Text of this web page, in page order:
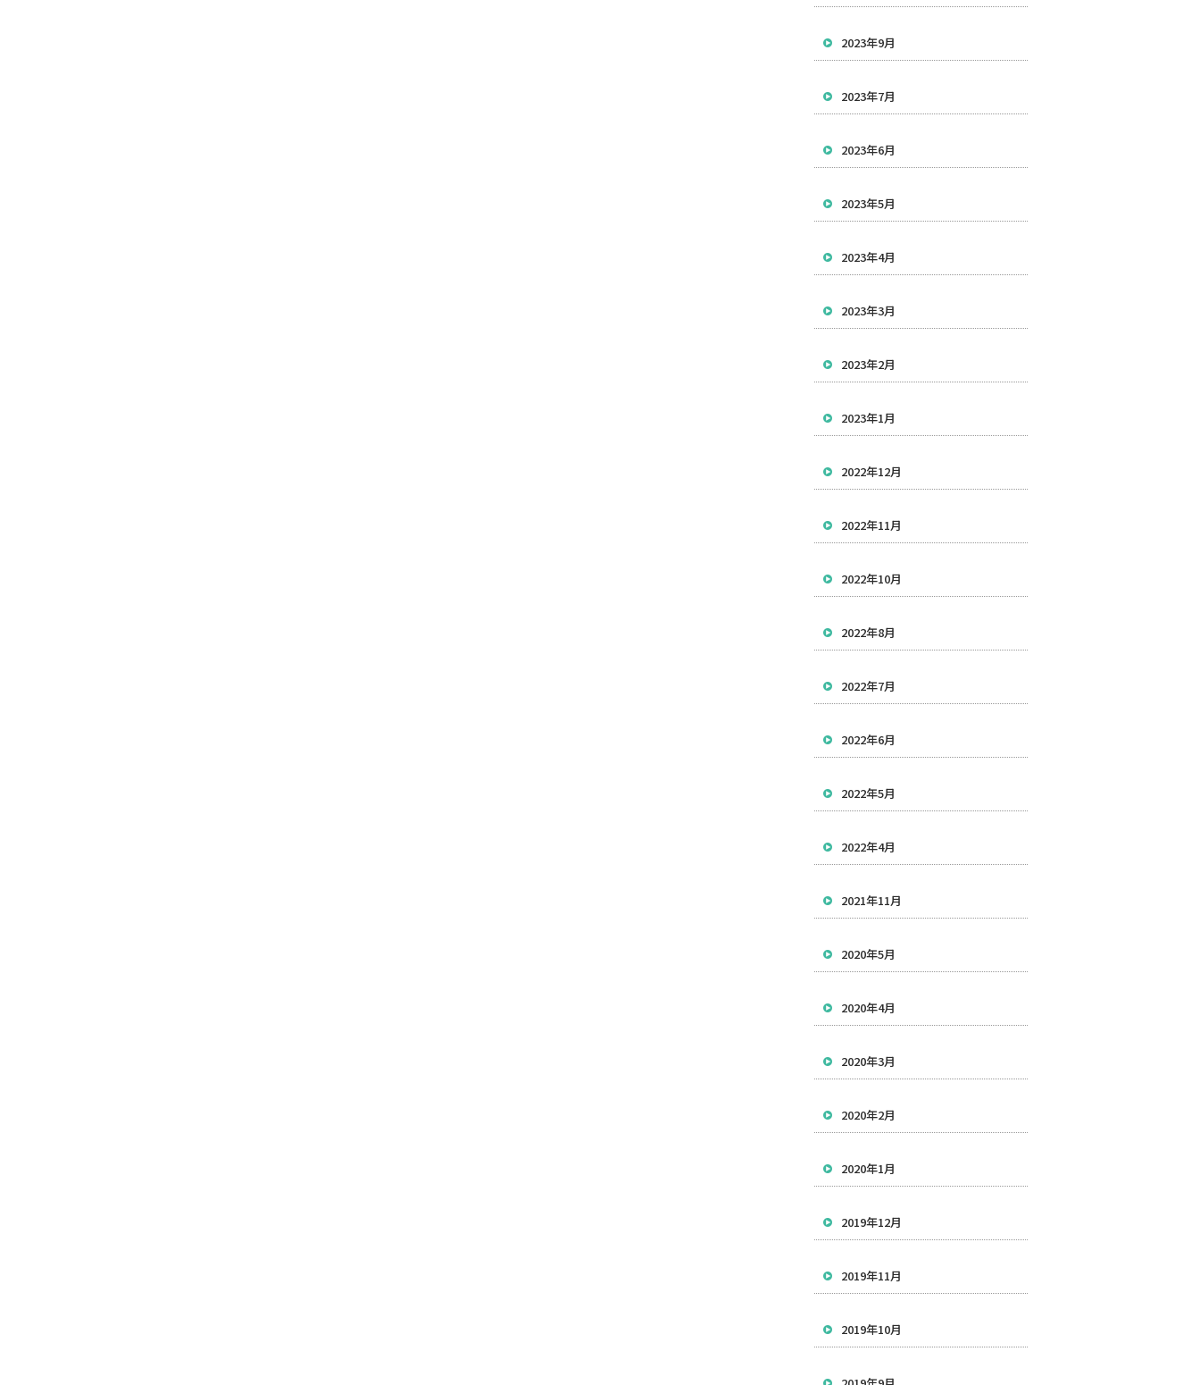
2023年9月
2023年7月
2023年6月
2023年5月
2023年4月
2023年3月
2023年2月
2023年1月
2022年12月
2022年11月
2022年10月
2022年8月
2022年7月
2022年6月
2022年5月
2022年4月
2021年11月
2020年5月
2020年4月
2020年3月
2020年2月
2020年1月
2019年12月
2019年11月
2019年10月